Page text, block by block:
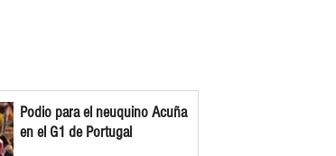
Podio para el neuquino Acuña
en el G1 de Portugal